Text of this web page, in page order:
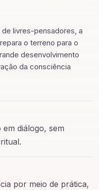
livres-pensadores, a
o terreno para o
desenvolvimento
da consciência
diálogo, sem
por meio de prática,